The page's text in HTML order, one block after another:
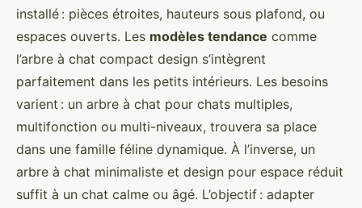
installé : pièces étroites, hauteurs sous plafond, ou
espaces ouverts. Les modèles tendance comme
l’arbre à chat compact design s’intègrent
parfaitement dans les petits intérieurs. Les besoins
varient : un arbre à chat pour chats multiples,
multifonction ou multi-niveaux, trouvera sa place
dans une famille féline dynamique. À l’inverse, un
arbre à chat minimaliste et design pour espace réduit
suffit à un chat calme ou âgé. L’objectif : adapter